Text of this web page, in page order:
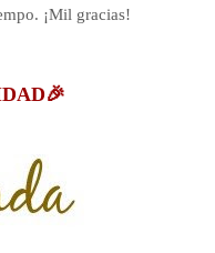
¡Mil gracias!